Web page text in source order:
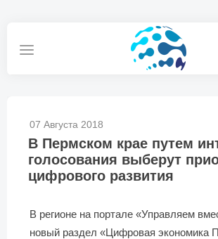
07 Августа 2018
В Пермском крае путем
голосования выберут
цифрового развития
В регионе на портале «Управляем
новый раздел «Цифровая экономика